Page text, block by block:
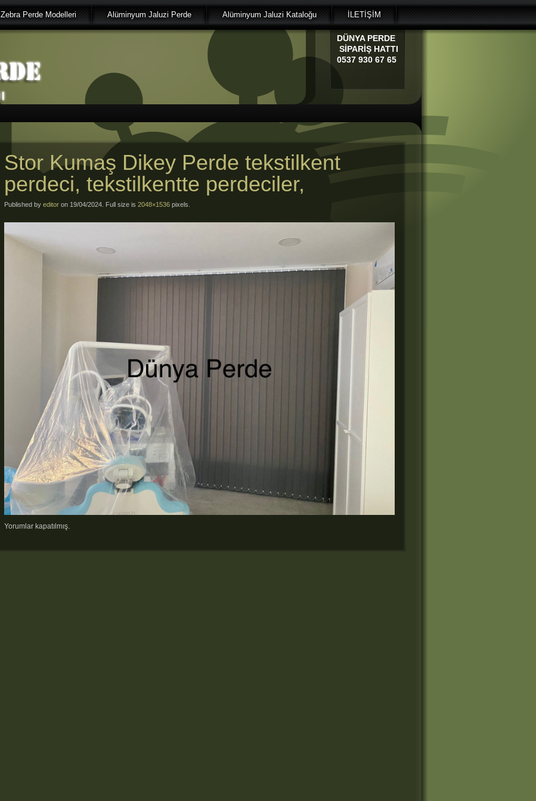
Zebra Perde Modelleri Alüminyum Jaluzi Perde Alüminyum Jaluzi Kataloğu İLETİŞİM
DÜNYAPERDE
SİPARİŞ HATTI
0537 930 67 65
Stor Kumaş Dikey Perde tekstilkent
perdeci, tekstilkentte perdeciler,
Published by editor on 19/04/2024. Full size is 2048×1536 pixels.
Yorumlar kapatılmış.